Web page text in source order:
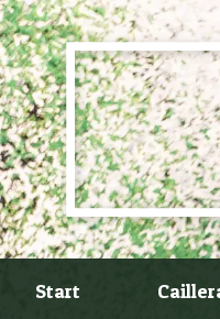
Start